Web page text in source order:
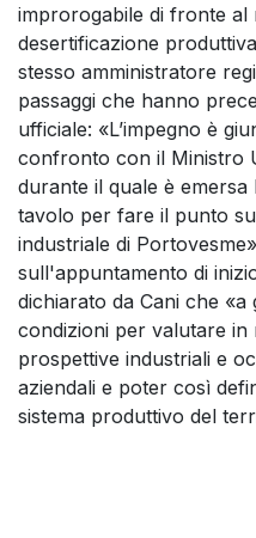
improrogabile di fronte al
desertificazione
stesso amministratore
passaggi che hanno
ufficiale: «L’impegno è
confronto con il Ministro
durante il quale è emersa
tavolo per fare il punto
industriale di
sull'appuntamento di
dichiarato da Cani che «a
condizioni per valutare in
prospettive industriali e
aziendali e poter così
sistema produttivo del